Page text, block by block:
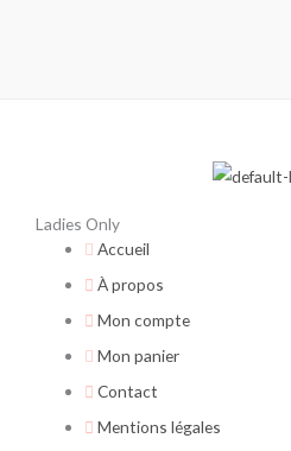
Ladies Only
Accueil
À propos
Mon compte
Mon panier
Contact
Mentions légales